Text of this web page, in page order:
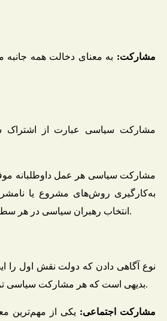
مشارکت: به معنای دخالت همه
مشارکت سیاسی عبارت از اشتراک
مشارکت سیاسی هر عمل داوطلبانه
به‌کارگیری روش‌های مشروع یا
انتخاب رهبران سیاسی در هر سطحی از حکومت ملی یا محلی است (زنجانی زاده،1381،ص 89-106).
نوع آگاهی دادن که دولت نقش اول را
بدیهی است که هر مشارکت سیاسی ترکیبی از این انواع دوگانه خواهد بود (جعفری، مهرداد، 1376،ص10).
مشارکت اجتماعی: یکی از مهم‌ترین